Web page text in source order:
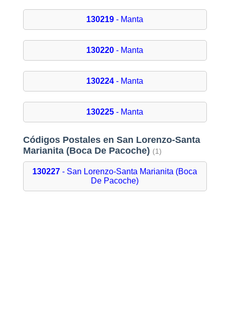
130219 - Manta
130220 - Manta
130224 - Manta
130225 - Manta
Códigos Postales en San Lorenzo-Santa
Marianita (Boca De Pacoche) (1)
130227 - San Lorenzo-Santa Marianita (Boca
De Pacoche)